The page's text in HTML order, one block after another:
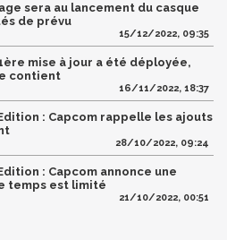
sera au lancement du casque
de prévu
15/12/2022, 09:35
mise à jour a été déployée,
contient
16/11/2022, 18:37
: Capcom rappelle les ajouts
28/10/2022, 09:24
: Capcom annonce une
temps est limité
21/10/2022, 00:51